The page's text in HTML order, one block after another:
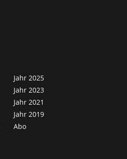
Jahr 2025
Jahr 2023
Jahr 2021
Jahr 2019
Abo